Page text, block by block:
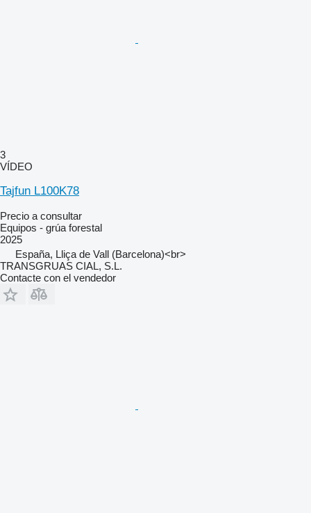
3
VÍDEO
Tajfun L100K78
Precio a consultar
Equipos - grúa forestal
2025
España, Lliça de Vall (Barcelona)<br>
TRANSGRUAS CIAL, S.L.
Contacte con el vendedor